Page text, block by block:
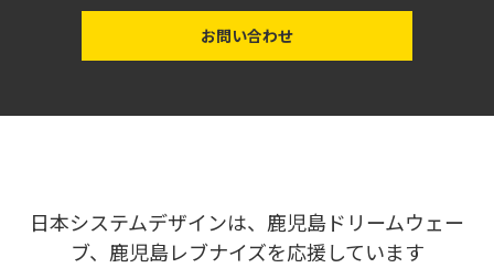
お問い合わせ
日本システムデザインは、鹿児島ドリームウェー
ブ、鹿児島レブナイズを応援しています